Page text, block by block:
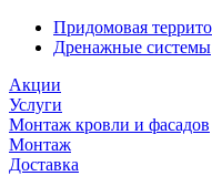
Придомовая
Дренажные системы
Акции
Услуги
Монтаж кровли и фасадов
Монтаж
Доставка